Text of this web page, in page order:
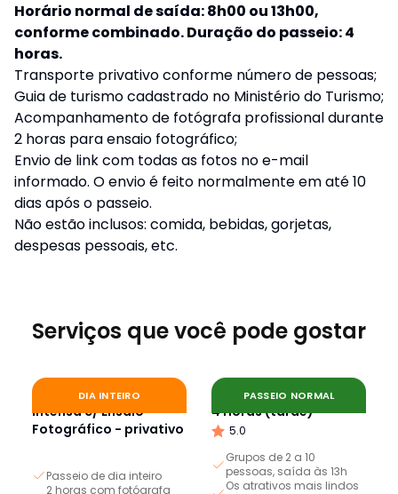
Horário normal de saída: 8h00 ou 13h00,
conforme combinado. Duração do passeio: 4
horas.
Transporte privativo conforme número de pessoas;
Guia de turismo cadastrado no Ministério do Turismo;
Acompanhamento de fotógrafa profissional durante
2 horas para ensaio fotográfico;
Envio de link com todas as fotos no e-mail
informado. O envio é feito normalmente em até 10
dias após o passeio.
Não estão inclusos: comida, bebidas, gorjetas,
despesas pessoais, etc.
Serviços que você pode gostar
DIA INTEIRO
City Tour Curitiba
Intensa c/ Ensaio
Fotográfico - privativo
Passeio de dia inteiro
2 horas com fotógrafa
PASSEIO NORMAL
City Tour em Curitiba -
4 Horas (tarde)
5.0
Grupos de 2 a 10
pessoas, saída às 13h
Os atrativos mais lindos